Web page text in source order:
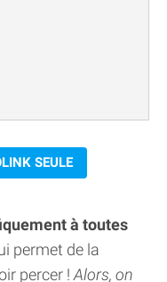
SEULE
à toutes
permet de la
percer ! Alors, on